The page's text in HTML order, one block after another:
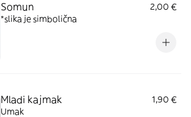
Somun
2,00 €
*slika je simbolična
Mladi kajmak
1,90 €
Umak